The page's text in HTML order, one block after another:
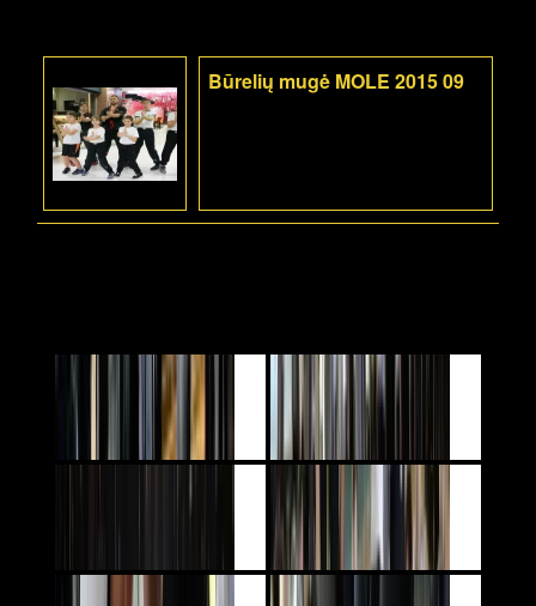
Būrelių mugė MOLE 2015 09